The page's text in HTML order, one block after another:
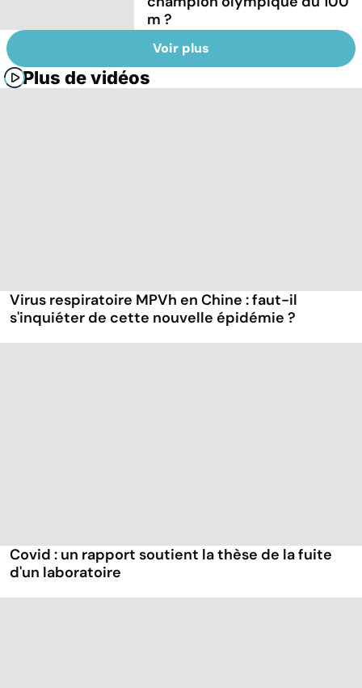
m ?
Voir plus
Plus de vidéos
Virus respiratoire MPVh en Chine : faut-il
s'inquiéter de cette nouvelle épidémie ?
Covid : un rapport soutient la thèse de la fuite
d'un laboratoire